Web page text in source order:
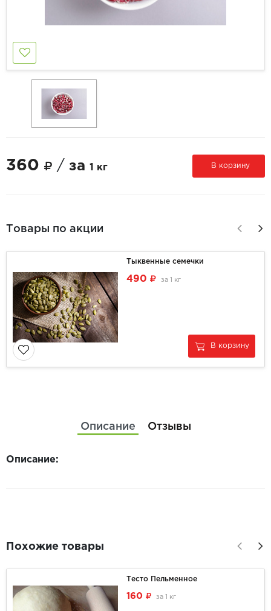
360 / за 1 кг В корзину
Товары по акции
Тыквенные семечки
490 за 1 кг
В корзину
Описание Отзывы
Описание:
Похожие товары
Тесто Пельменное
160 за 1 кг